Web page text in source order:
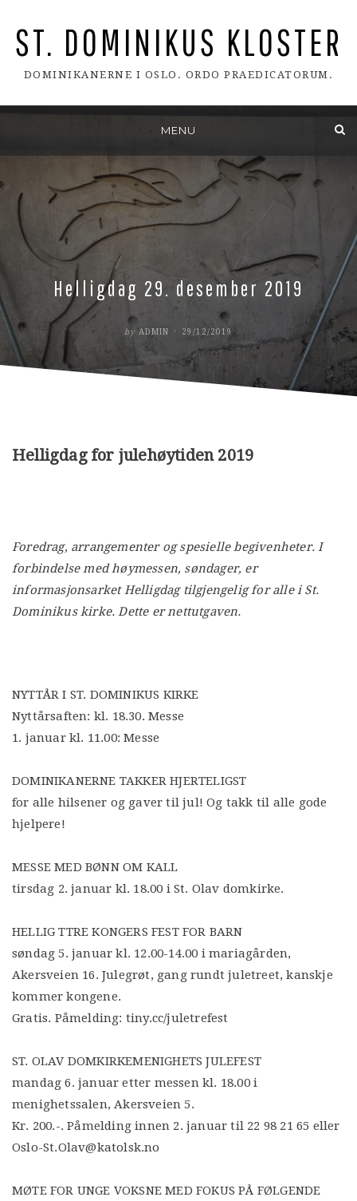
ST. DOMINIKUS KLOSTER
DOMINIKANERNE I OSLO. ORDO PRAEDICATORUM.
content
MENU
Helligdag 29. desember 2019
by ADMIN
POSTED
29/12/2019
Helligdag for julehøytiden 2019
Foredrag, arrangementer og spesielle begivenheter. I
forbindelse med høymessen, søndager, er
informasjonsarket Helligdag tilgjengelig for alle i St.
Dominikus kirke. Dette er nettutgaven.
NYTTÅR I ST. DOMINIKUS KIRKE
Nyttårsaften: kl. 18.30. Messe
1. januar kl. 11.00: Messe
DOMINIKANERNE TAKKER HJERTELIGST
for alle hilsener og gaver til jul! Og takk til alle gode
hjelpere!
MESSE MED BØNN OM KALL
tirsdag 2. januar kl. 18.00 i St. Olav domkirke.
HELLIG TTRE KONGERS FEST FOR BARN
søndag 5. januar kl. 12.00-14.00 i mariagården,
Akersveien 16. Julegrøt, gang rundt juletreet, kanskje
kommer kongene.
Gratis. Påmelding: tiny.cc/juletrefest
ST. OLAV DOMKIRKEMENIGHETS JULEFEST
mandag 6. januar etter messen kl. 18.00 i
menighetssalen, Akersveien 5.
Kr. 200.-. Påmelding innen 2. januar til 22 98 21 65 eller
Oslo-St.Olav@katolsk.no
MØTE FOR UNGE VOKSNE MED FOKUS PÅ FØLGENDE